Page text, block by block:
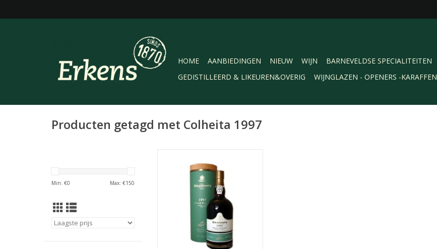
HOME AANBIEDINGEN NIEUW WIJN BARNEVELDSE SPECIALITEITEN
GEDISTILLEERD & LIKEUREN&OVERIG
WIJNGLAZEN - OPENERS -KARAFFEN
Producten getagd met Colheita 1997
Min: €0 Max: €150
(Colheita) Port 1997 (bottled
2022) in luxe tube. Deze port
heeft 25 jaar gerijpt op vat in de
kelders van Graham's in Villa
Nova de Gaia.
TOEVOEGEN AAN WINKELWAGEN